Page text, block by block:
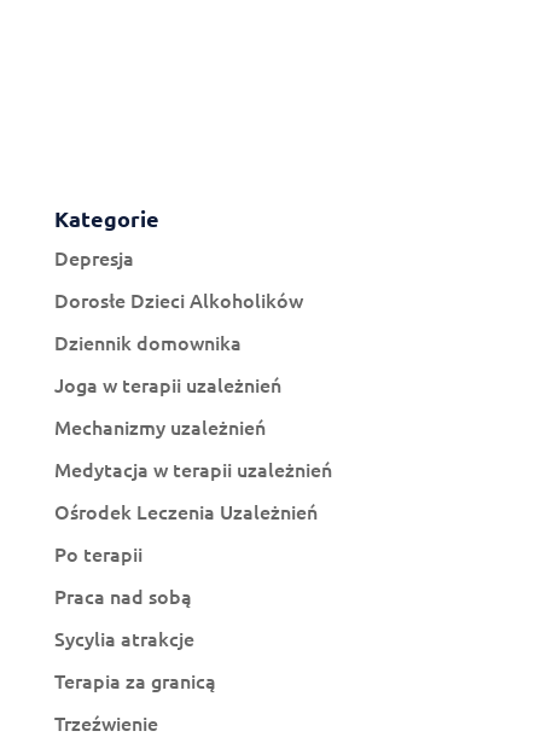
Kategorie
Depresja
Dorosłe Dzieci Alkoholików
Dziennik domownika
Joga w terapii uzależnień
Mechanizmy uzależnień
Medytacja w terapii uzależnień
Ośrodek Leczenia Uzależnień
Po terapii
Praca nad sobą
Sycylia atrakcje
Terapia za granicą
Trzeźwienie